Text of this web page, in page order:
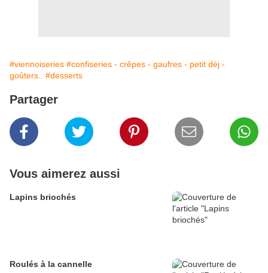
#viennoiseries #confiseries - crêpes - gaufres - petit déj -
goûters..
#desserts
Partager
Vous aimerez aussi
Lapins briochés
Roulés à la cannelle